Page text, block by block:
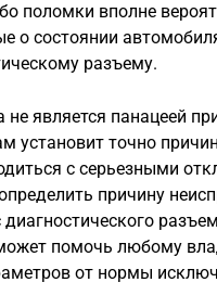
поломки вполне
о состоянии
разъему.
не является панацеей
установит точно
с серьезными
причину
помочь любому
от нормы